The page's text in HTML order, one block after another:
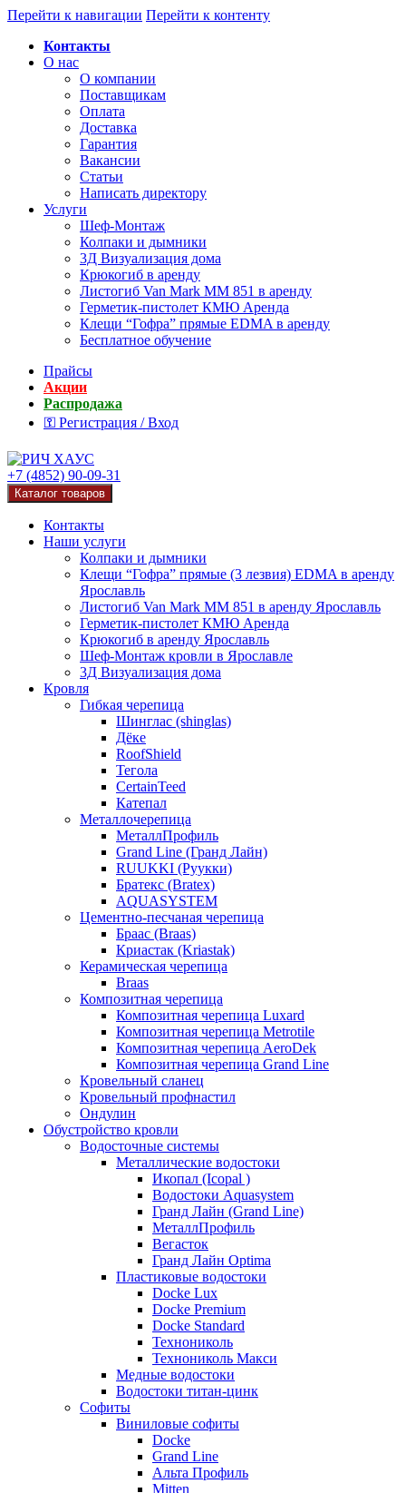
Перейти к навигации Перейти к контенту
Контакты
О нас
О компании
Поставщикам
Оплата
Доставка
Гарантия
Вакансии
Статьи
Написать директору
Услуги
Шеф-Монтаж
Колпаки и дымники
3Д Визуализация дома
Крюкогиб в аренду
Листогиб Van Mark MM 851 в аренду
Герметик-пистолет КМЮ Аренда
Клещи “Гофра” прямые EDMA в аренду
Бесплатное обучение
Прайсы
Акции
Распродажа
⚿ Регистрация / Вход
+7 (4852) 90-09-31
Каталог товаров
Контакты
Наши услуги
Колпаки и дымники
Клещи “Гофра” прямые (3 лезвия) EDMA в аренду
Ярославль
Листогиб Van Mark MM 851 в аренду Ярославль
Герметик-пистолет КМЮ Аренда
Крюкогиб в аренду Ярославль
Шеф-Монтаж кровли в Ярославле
3Д Визуализация дома
Кровля
Гибкая черепица
Шинглас (shinglas)
Дёке
RoofShield
Тегола
CertainTeed
Катепал
Металлочерепица
МеталлПрофиль
Grand Line (Гранд Лайн)
RUUKKI (Руукки)
Братекс (Bratex)
AQUASYSTEM
Цементно-песчаная черепица
Браас (Braas)
Криастак (Kriastak)
Керамическая черепица
Braas
Композитная черепица
Композитная черепица Luxard
Композитная черепица Metrotile
Композитная черепица AeroDek
Композитная черепица Grand Line
Кровельный сланец
Кровельный профнастил
Ондулин
Обустройство кровли
Водосточные системы
Металлические водостоки
Икопал (Icopal )
Водостоки Aquasystem
Гранд Лайн (Grand Line)
МеталлПрофиль
Вегасток
Гранд Лайн Optima
Пластиковые водостоки
Docke Lux
Docke Premium
Docke Standard
Технониколь
Технониколь Макси
Медные водостоки
Водостоки титан-цинк
Софиты
Виниловые софиты
Docke
Grand Line
Альта Профиль
Mitten